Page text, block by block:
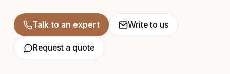
Talk to an expert Write to us
Request a quote